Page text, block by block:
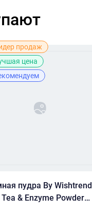
продаж
цена
пудра By Wishtrend
& Enzyme Powder